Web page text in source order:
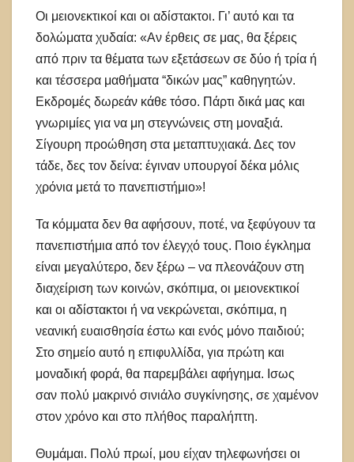
Οι μειονεκτικοί και οι αδίστακτοι. Γι’ αυτό και τα
δολώματα χυδαία: «Αν έρθεις σε μας, θα ξέρεις
από πριν τα θέματα των εξετάσεων σε δύο ή τρία ή
και τέσσερα μαθήματα “δικών μας” καθηγητών.
Εκδρομές δωρεάν κάθε τόσο. Πάρτι δικά μας και
γνωριμίες για να μη στεγνώνεις στη μοναξιά.
Σίγουρη προώθηση στα μεταπτυχιακά. Δες τον
τάδε, δες τον δείνα: έγιναν υπουργοί δέκα μόλις
χρόνια μετά το πανεπιστήμιο»!
Τα κόμματα δεν θα αφήσουν, ποτέ, να ξεφύγουν τα
πανεπιστήμια από τον έλεγχό τους. Ποιο έγκλημα
είναι μεγαλύτερο, δεν ξέρω – να πλεονάζουν στη
διαχείριση των κοινών, σκόπιμα, οι μειονεκτικοί
και οι αδίστακτοι ή να νεκρώνεται, σκόπιμα, η
νεανική ευαισθησία έστω και ενός μόνο παιδιού;
Στο σημείο αυτό η επιφυλλίδα, για πρώτη και
μοναδική φορά, θα παρεμβάλει αφήγημα. Ισως
σαν πολύ μακρινό σινιάλο συγκίνησης, σε χαμένον
στον χρόνο και στο πλήθος παραλήπτη.
Θυμάμαι. Πολύ πρωί, μου είχαν τηλεφωνήσει οι